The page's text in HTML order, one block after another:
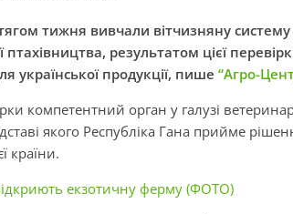
тижня вивчали вітчизняну
птахівництва, результатом цієї
української продукції, пише “Агро-
компетентний орган у галузі
якого Республіка Гана прийме
країни.
екзотичну ферму (ФОТО)